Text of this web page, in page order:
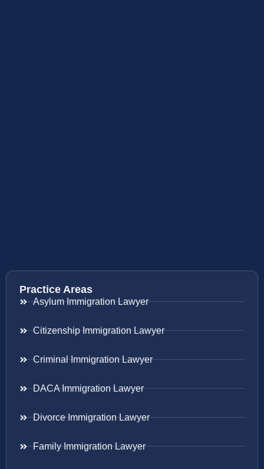
Practice Areas
Asylum Immigration Lawyer
Citizenship Immigration Lawyer
Criminal Immigration Lawyer
DACA Immigration Lawyer
Divorce Immigration Lawyer
Family Immigration Lawyer